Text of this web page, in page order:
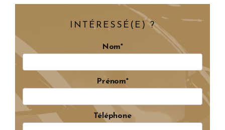
INTÉRESSÉ(E) ?
Nom*
Prénom*
Téléphone